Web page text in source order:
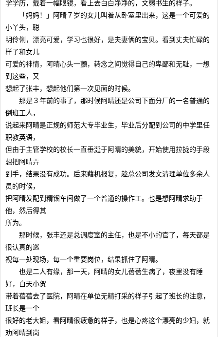
学学历，戴着一幅眼镜，看上去白白净净的，文弱书生的样子。
「妈妈！」阿晴７岁的女儿叫着从卧室里出来，这是一个可爱的
小丫头，聪
明伶俐，漂亮可爱，学习也很好，是夫妻俩的宝贝。看到丈夫忙碌的
样子和女儿
可爱的神情，阿晴心头一颤，转念之间觉得自己的卑鄙和无耻，一想
到这些，又
想起了张丰，想起他们第一次见面的时候。
那是３年前的事了，那时候阿晴还是公司下面分厂的一名普通的
倒班工人，
说起来阿晴是正规的师范大专毕业生，毕业后分配到公司的中学里任
职教英语，
但由于主管学校的校长一直垂涎于阿晴的美貌，开始使用拉拢的手段
想把阿晴弄
到手，结果没有成功。后来藉机报复，趁总公司发文清理单位多余人
员的时候，
把阿晴发配到精镏车间做了一个普通的操作工。也是想阿晴求助于
他，然后得其
所为。
那时候，张丰还是总调度室的主任，也是不小的官了，每天都是
很认真的巡
视每一处现场，每一个重要岗位，结果抓住了阿晴。
也是二人有缘，那一天，阿晴的女儿蓓蓓生病了，夜里没有睡
好，白天小贺
带着蓓蓓去了医院，阿晴在单位无精打采的样子引起了班长的注意，
班长是一个
很好的老大姐，看阿晴很疲惫的样子，也是心疼这个漂亮的少妇，就
劝阿晴到岗